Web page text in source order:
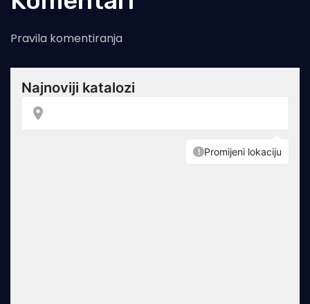
Pravila komentiranja